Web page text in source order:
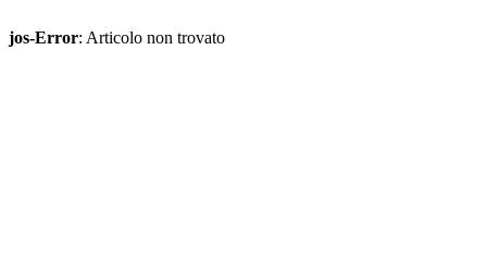
jos-Error: Articolo non trovato